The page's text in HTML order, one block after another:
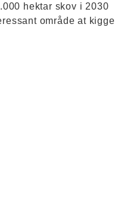
hektar skov i 2030
område at kigge